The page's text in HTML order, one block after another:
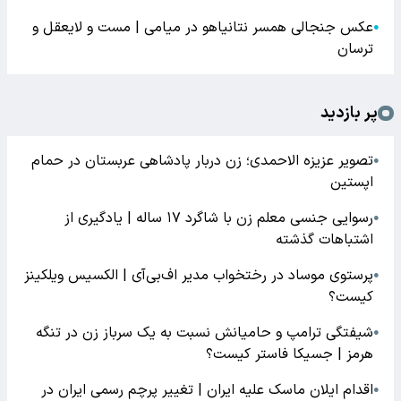
●عکس جنجالی همسر نتانیاهو در میامی | مست و لایعقل و
ترسان
پر بازدید
●تصویر عزیزه الاحمدی؛ زن دربار پادشاهی عربستان در حمام
اپستین
●
رسوایی جنسی معلم زن با شاگرد ۱۷ ساله | یادگیری از
اشتباهات گذشته
●پرستوی موساد در رختخواب مدیر اف‌بی‌آی | الکسیس ویلکینز
کیست؟
●شیفتگی ترامپ و حامیانش نسبت به یک سرباز زن در تنگه
هرمز | جسیکا فاستر کیست؟
●اقدام ایلان ماسک علیه ایران | تغییر پرچم رسمی ایران در